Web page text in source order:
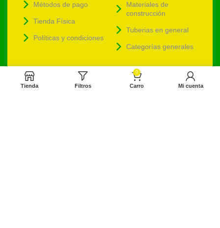
Métodos de pago
Tienda Física
Políticas y condiciones
Materiales de
construcción
Tuberias en general
Categorías generales
| Contáctenos
Ferretería Dinova
Tienda Filtros
0
Carro Mi cuenta